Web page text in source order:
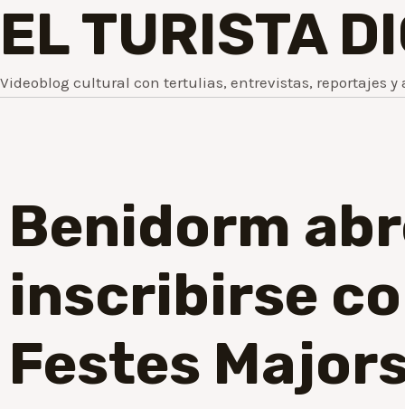
EL TURISTA
Videoblog cultural con tertulias, entrevistas, reportajes y
Benidorm
inscribirse
Festes